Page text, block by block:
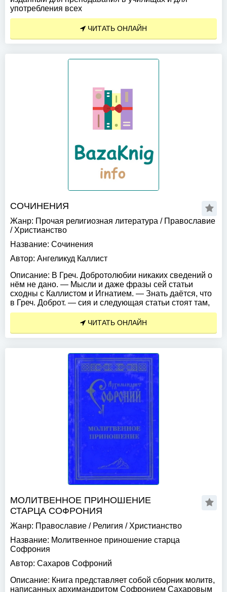
употребления всех
ЧИТАТЬ ОНЛАЙН
СОЧИНЕНИЯ
Жанр: Прочая религиозная литература / Православие
/ Христианство
Название: Сочинения
Автор: Ангеликуд Каллист
Описание: В Греч. Добротолюбии никаких сведений о
нём не дано. — Мысли и даже фразы сей статьи
сходны с Каллистом и Игнатием. — Знать даётся, что
в Греч. Доброт. — сия и следующая статьи стоят там,
ЧИТАТЬ ОНЛАЙН
МОЛИТВЕННОЕ ПРИНОШЕНИЕ
СТАРЦА СОФРОНИЯ
Жанр: Православие / Религия / Христианство
Название: Молитвенное приношение старца
Софрония
Автор: Сахаров Софроний
Описание: Книга представляет собой сборник молитв,
написанных архимандритом Софронием Сахаровым